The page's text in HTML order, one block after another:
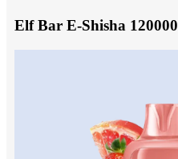
Elf Bar E-Shisha 120000